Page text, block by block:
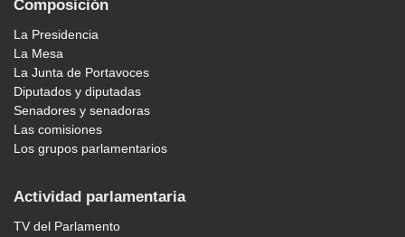
Composición
La Presidencia
La Mesa
La Junta de Portavoces
Diputados y diputadas
Senadores y senadoras
Las comisiones
Los grupos parlamentarios
Actividad parlamentaria
TV del Parlamento